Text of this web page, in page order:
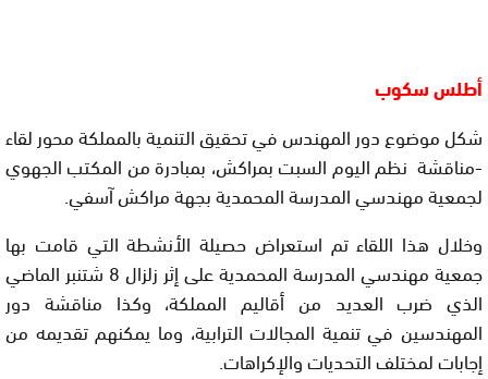
أطلس سكوب
شكل موضوع دور المهندس في تحقيق التنمية بالمملكة محور لقاء
-مناقشة نظم اليوم السبت بمراكش، بمبادرة من المكتب الجهوي
لجمعية مهندسي المدرسة المحمدية بجهة مراكش آسفي.
وخلال هذا اللقاء تم استعراض حصيلة الأنشطة التي قامت بها
جمعية مهندسي المدرسة المحمدية على إثر زلزال 8 شتنبر الماضي
الذي ضرب العديد من أقاليم المملكة، وكذا مناقشة دور
المهندسين في تنمية المجالات الترابية، وما يمكنهم تقديمه من
إجابات لمختلف التحديات والإكراهات.